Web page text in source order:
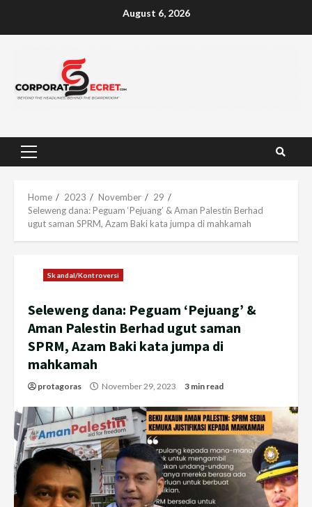
August 6, 2026
Primary
Home 2023 November
29
Seleweng dana: Peguam ‘Pejuang’ & Aman Palestin Berhad
ugut saman SPRM, Azam Baki kata jumpa di mahkamah
Skandal/Kontroversi
Seleweng dana: Peguam ‘Pejuang’ &
Aman Palestin Berhad ugut saman
SPRM, Azam Baki kata jumpa di
mahkamah
protagoras November 29, 2023 3 min read